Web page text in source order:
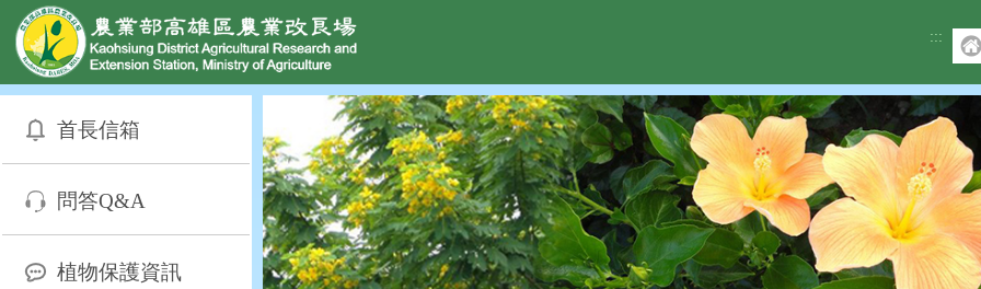
網頁置頂
:::
首長信箱
問答Q&A
植物保護資訊